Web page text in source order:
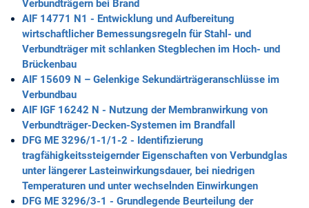
Verbundträgern bei Brand
AIF 14771 N1 - Entwicklung und Aufbereitung
wirtschaftlicher Bemessungsregeln für Stahl- und
Verbundträger mit schlanken Stegblechen im Hoch- und
Brückenbau
AIF 15609 N – Gelenkige Sekundärträgeranschlüsse im
Verbundbau
AIF IGF 16242 N - Nutzung der Membranwirkung von
Verbundträger-Decken-Systemen im Brandfall
DFG ME 3296/1-1/1-2 - Identifizierung
tragfähigkeitssteigernder Eigenschaften von Verbundglas
unter längerer Lasteinwirkungsdauer, bei niedrigen
Temperaturen und unter wechselnden Einwirkungen
DFG ME 3296/3-1 - Grundlegende Beurteilung der